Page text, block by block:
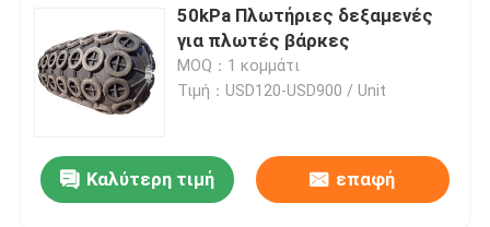
50kPa Πλωτήριες δεξαμενές
για πλωτές βάρκες
MOQ：1 κομμάτι
Τιμή：USD120-USD900 / Unit
Καλύτερη τιμή επαφή